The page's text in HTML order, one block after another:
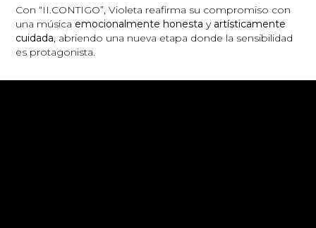
Con “II.CONTIGO”, Violeta reafirma su compromiso con
una música emocionalmente honesta y artísticamente
cuidada , abriendo una nueva etapa donde la sensibilidad
es protagonista.